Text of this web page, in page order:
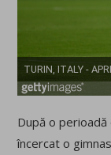
După o perioadă
încercat o